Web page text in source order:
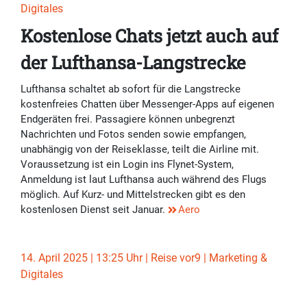
Digitales
Kostenlose Chats jetzt auch auf
der Lufthansa-Langstrecke
Lufthansa schaltet ab sofort für die Langstrecke
kostenfreies Chatten über Messenger-Apps auf eigenen
Endgeräten frei. Passagiere können unbegrenzt
Nachrichten und Fotos senden sowie empfangen,
unabhängig von der Reiseklasse, teilt die Airline mit.
Voraussetzung ist ein Login ins Flynet-System,
Anmeldung ist laut Lufthansa auch während des Flugs
möglich. Auf Kurz- und Mittelstrecken gibt es den
kostenlosen Dienst seit Januar.
Aero
14. April 2025 | 13:25 Uhr | Reise vor9 | Marketing &
Digitales